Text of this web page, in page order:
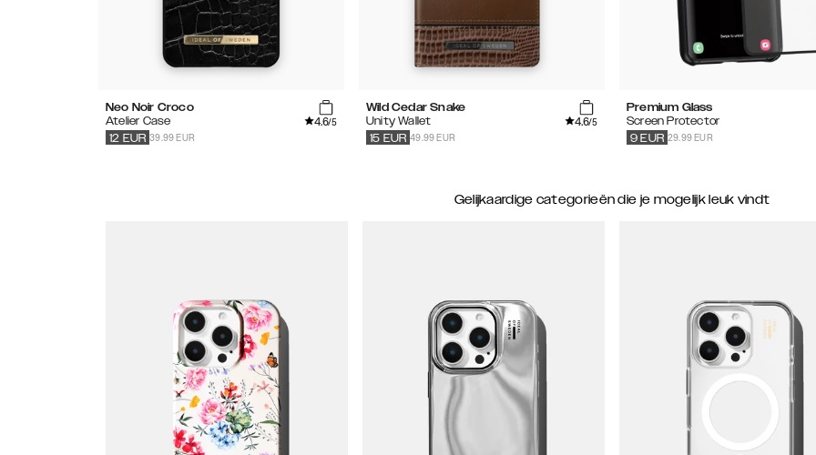
Neo Noir Croco
Atelier Case
4.6/5
39.99 EUR
12 EUR
Wild Cedar Snake
Unity Wallet
4.6/5
49.99 EUR
15 EUR
Premium Glass
Screen Protector
29.99 EUR
9 EUR
Gelijkaardige categorieën die je mogelijk leuk vindt